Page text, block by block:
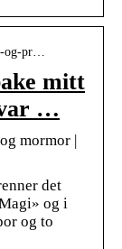
og-pr…
mitt
…
mormor |
det
og i
og to